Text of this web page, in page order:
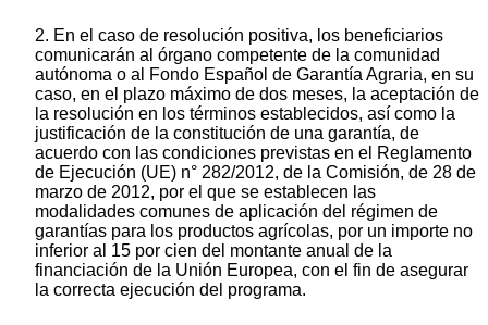
2. En el caso de resolución positiva, los beneficiarios
comunicarán al órgano competente de la comunidad
autónoma o al Fondo Español de Garantía Agraria, en su
caso, en el plazo máximo de dos meses, la aceptación de
la resolución en los términos establecidos, así como la
justificación de la constitución de una garantía, de
acuerdo con las condiciones previstas en el Reglamento
de Ejecución (UE) n° 282/2012, de la Comisión, de 28 de
marzo de 2012, por el que se establecen las
modalidades comunes de aplicación del régimen de
garantías para los productos agrícolas, por un importe no
inferior al 15 por cien del montante anual de la
financiación de la Unión Europea, con el fin de asegurar
la correcta ejecución del programa.